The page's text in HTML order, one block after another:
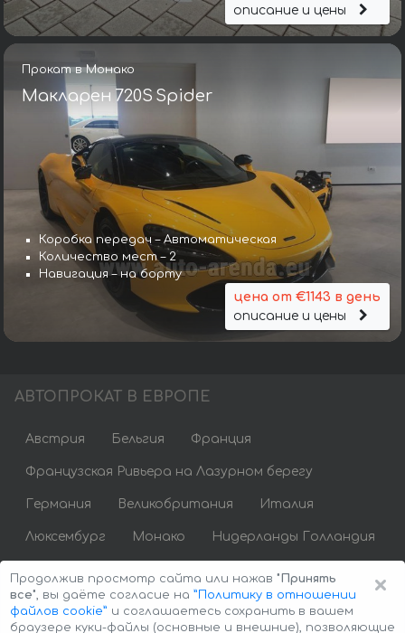
описание и цены
Прокат в Монако
Макларен 720S Spider
Коробка передач – Автоматическая
Количество мест – 2
Навигация – на борту
цена от €1143 в день
описание и цены
АВТОПРОКАТ В ЕВРОПЕ
Австрия Бельгия Франция
Французская Ривьера на Лазурном берегу
Германия Великобритания Италия
Люксембург Монако Нидерланды Голландия
×
Продолжив просмотр сайта или нажав "Принять
все", вы даёте согласие на ”Политику в отношении
файлов cookie” и соглашаетесь сохранить в вашем
браузере куки-файлы (основные и внешние), позволяющие